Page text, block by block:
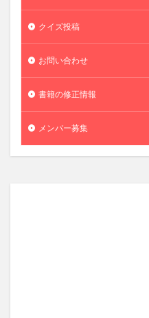
クイズ投稿
お問い合わせ
書籍の修正情報
メンバー募集